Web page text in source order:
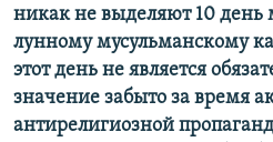
никак не выделяют 10
лунному мусульманскому
этот день не является
значение забыто за время
антирелигиозной